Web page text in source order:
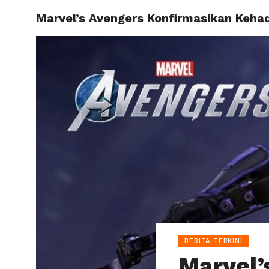
HOME
Marvel’s Avengers Konfirmasikan
BERITA TERKINI